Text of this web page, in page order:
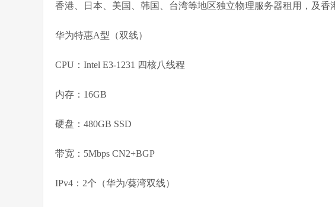
香港、日本、美国、韩国、台湾等地区独立物理服务器租用，及香
华为特惠A型（双线）
CPU：Intel E3-1231 四核八线程
内存：16GB
硬盘：480GB SSD
带宽：5Mbps CN2+BGP
IPv4：2个（华为/葵湾双线）